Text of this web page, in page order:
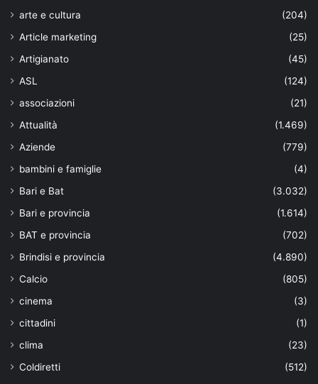
arte e cultura
(204)
Article marketing
(25)
Artigianato
(45)
ASL
(124)
associazioni
(21)
Attualità
(1.469)
Aziende
(779)
bambini e famiglie
(4)
Bari e Bat
(3.032)
Bari e provincia
(1.614)
BAT e provincia
(702)
Brindisi e provincia
(4.890)
Calcio
(805)
cinema
(3)
cittadini
(1)
clima
(23)
Coldiretti
(512)